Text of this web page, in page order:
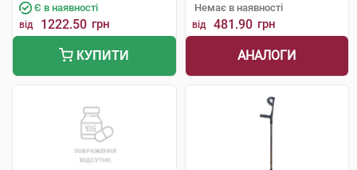
Є в наявності
від 1222.50 грн
КУПИТИ
Немає в наявності
від 481.90 грн
АНАЛОГИ